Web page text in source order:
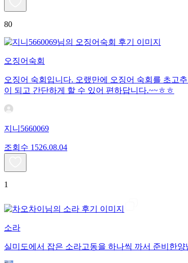
80
오징어숙회
오징어 숙회입니다. 오랬만에 오징어 숙회를 초고
이 되고 간단하게 할 수 있어 편하답니다.~~ㅎㅎ
지니5660069
조회수 1526.08.04
1
소라
실미도에서 잡은 소라고동을 하나씩 까서 준비한